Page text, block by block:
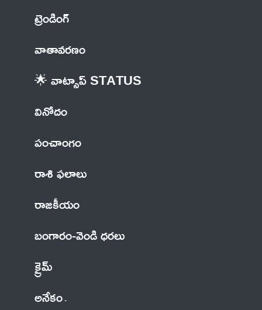
ట్రెండింగ్
వాతావరణం
🌟 వాట్సాప్ STATUS
వినోదం
పంచాంగం
రాశి ఫలాలు
రాజకీయం
బంగారం-వెండి ధరలు
క్రైమ్
అనేకం